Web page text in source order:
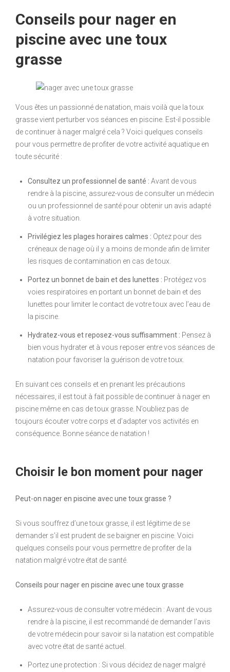
Conseils pour nager en
piscine avec une toux
grasse
Vous êtes un passionné de natation, mais voilà que la toux
grasse vient perturber vos séances en piscine. Est-il possible
de continuer à nager malgré cela ? Voici quelques conseils
pour vous permettre de profiter de votre activité aquatique en
toute sécurité :
Consultez un professionnel de santé : Avant de vous
rendre à la piscine, assurez-vous de consulter un médecin
ou un professionnel de santé pour obtenir un avis adapté
à votre situation.
Privilégiez les plages horaires calmes : Optez pour des
créneaux de nage où il y a moins de monde afin de limiter
les risques de contamination en cas de toux.
Portez un bonnet de bain et des lunettes : Protégez vos
voies respiratoires en portant un bonnet de bain et des
lunettes pour limiter le contact de votre toux avec l’eau de
la piscine.
Hydratez-vous et reposez-vous suffisamment : Pensez à
bien vous hydrater et à vous reposer entre vos séances de
natation pour favoriser la guérison de votre toux.
En suivant ces conseils et en prenant les précautions
nécessaires, il est tout à fait possible de continuer à nager en
piscine même en cas de toux grasse. N’oubliez pas de
toujours écouter votre corps et d’adapter vos activités en
conséquence. Bonne séance de natation !
Choisir le bon moment pour nager
Peut-on nager en piscine avec une toux grasse ?
Si vous souffrez d’une toux grasse, il est légitime de se
demander s’il est prudent de se baigner en piscine. Voici
quelques conseils pour vous permettre de profiter de la
natation malgré votre état de santé.
Conseils pour nager en piscine avec une toux grasse
Assurez-vous de consulter votre médecin : Avant de vous
rendre à la piscine, il est recommandé de demander l’avis
de votre médecin pour savoir si la natation est compatible
avec votre état de santé actuel.
Portez une protection : Si vous décidez de nager malgré